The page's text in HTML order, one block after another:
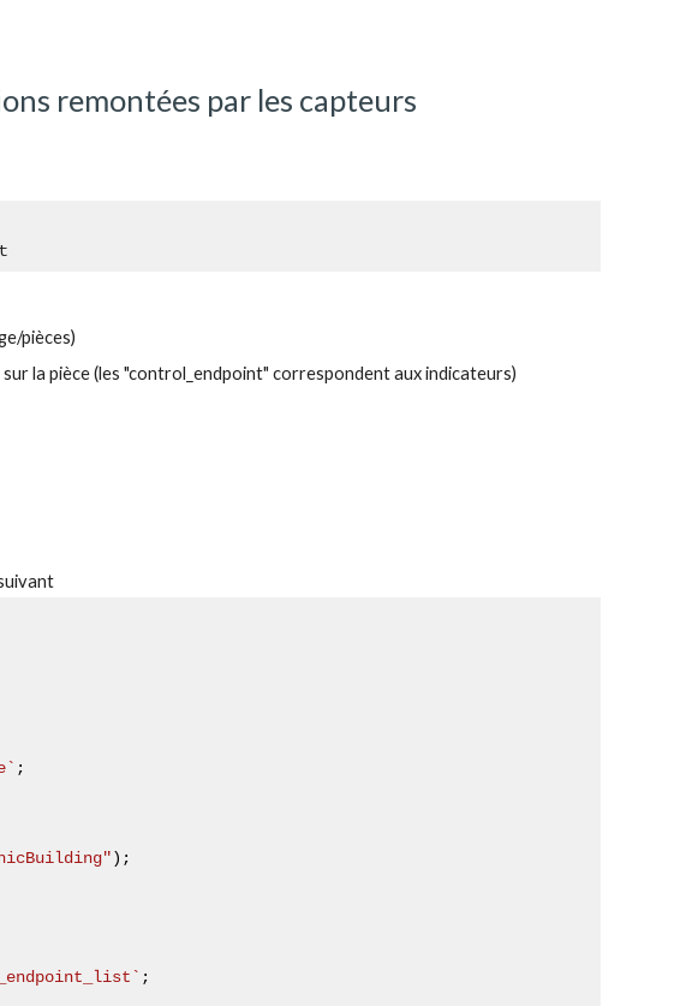
remontées par les capteurs
pièces)
la pièce (les "control_endpoint" correspondent aux indicateurs)
;
);
;